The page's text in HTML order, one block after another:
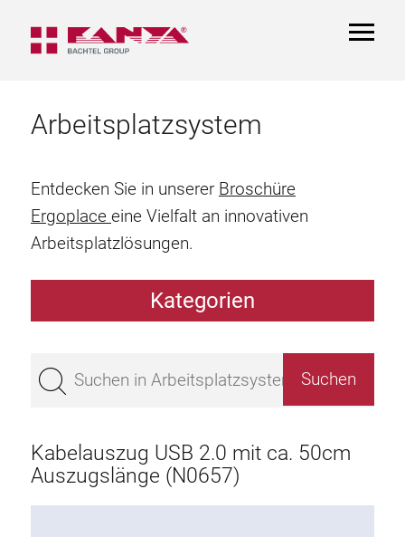
Arbeitsplatzsystem
Entdecken Sie in unserer Broschüre
Ergoplace eine Vielfalt an innovativen
Arbeitsplatzlösungen.
Kategorien
Tischplatte
Kabelauszug USB 2.0 mit ca. 50cm
Auszugslänge (N0657)